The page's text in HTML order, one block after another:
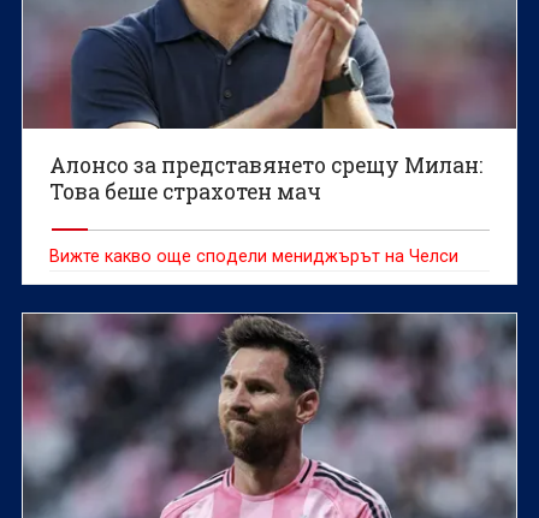
Алонсо за представянето срещу Милан:
Това беше страхотен мач
Вижте какво още сподели мениджърът на Челси